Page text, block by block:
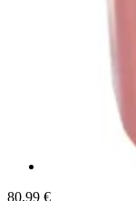
80,99 €